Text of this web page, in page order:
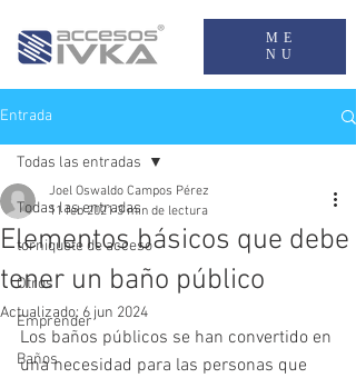
ME
NU
Entrada
Todas las entradas
torniquete de acceso
Otros
Emprender
Baños
Todas las entradas
Elementos básicos que debe
tener un baño público
Joel Oswaldo Campos Pérez
11 feb 2021 3 min de lectura
Actualizado: 6 jun 2024
Los baños públicos se han convertido en
una necesidad para las personas que